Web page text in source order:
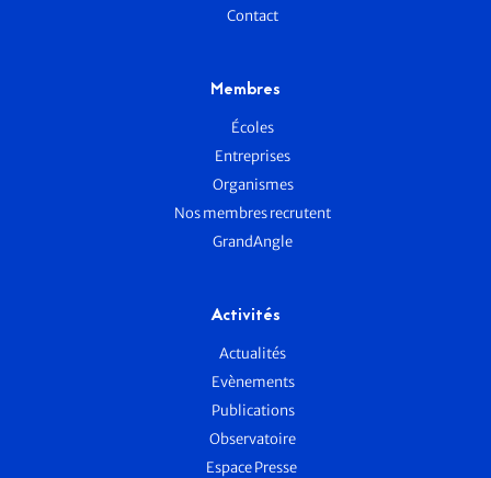
Contact
Membres
Écoles
Entreprises
Organismes
Nos membres recrutent
GrandAngle
Activités
Actualités
Evènements
Publications
Observatoire
Espace Presse